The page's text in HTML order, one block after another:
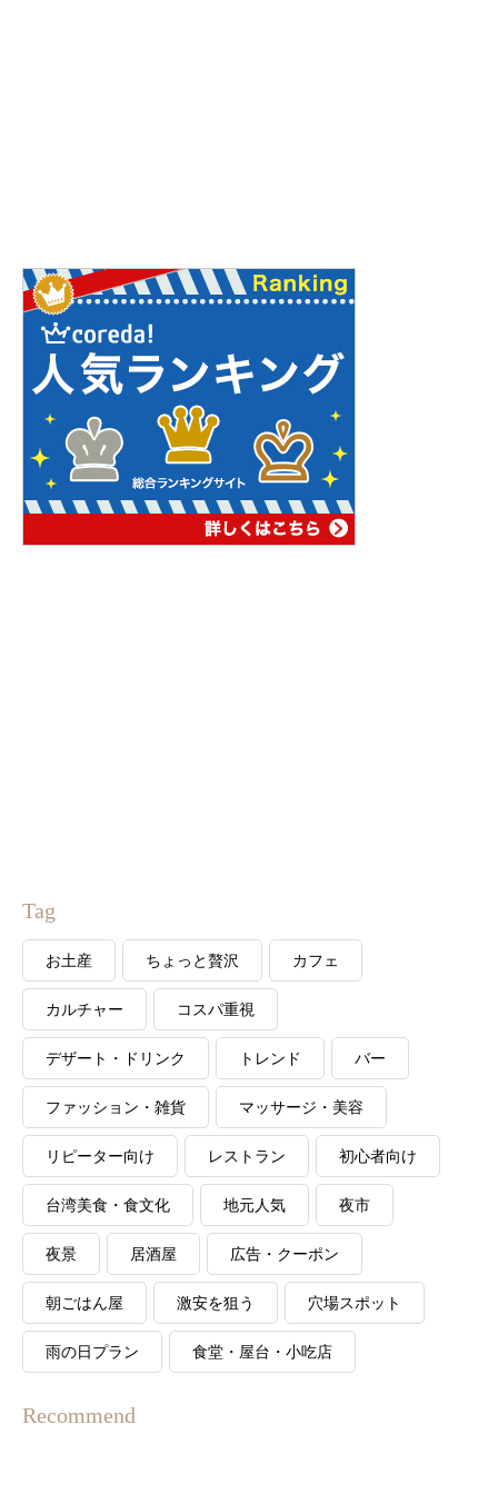
Tag
お土産 ちょっと贅沢 カフェ
カルチャー コスパ重視
デザート・ドリンク トレンド バー
ファッション・雑貨 マッサージ・美容
リピーター向け レストラン 初心者向け
台湾美食・食文化 地元人気 夜市
夜景 居酒屋 広告・クーポン
朝ごはん屋 激安を狙う 穴場スポット
雨の日プラン 食堂・屋台・小吃店
Recommend